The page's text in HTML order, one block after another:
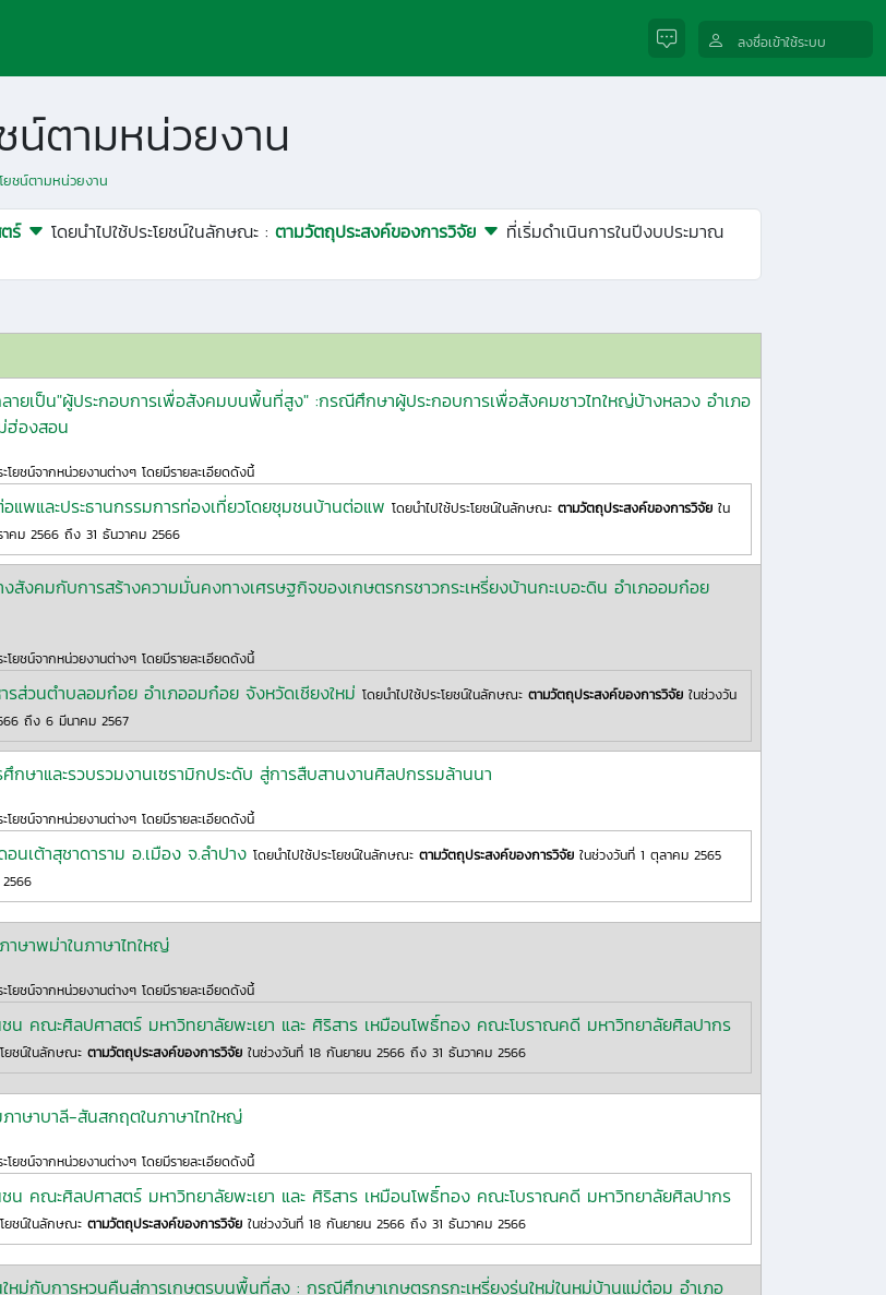
ลงชื่อเข้าใช้ระบบ
น์ตามหน่วยงาน
ยชน์ตามหน่วยงาน
ร์ โดยนำไปใช้ประโยชน์ในลักษณะ : ตามวัตถุประสงค์ของการวิจัย
ที่เริ่มดำเนินการในปีงบประมาณ
ายเป็น"ผู้ประกอบการเพื่อสังคมบนพื้นที่สูง" :กรณีศึกษาผู้ประกอบการเพื่อสังคมชาวไทใหญ่บ้างหลวง อำเภอ
ฮ่องสอน
โยชน์จากหน่วยงานต่างๆ โดยมีรายละเอียดดังนี้
แพและประธานกรรมการท่องเที่ยวโดยชุมชนบ้านต่อแพ โดยนำไปใช้ประโยชน์ในลักษณะ ตามวัตถุประสงค์ของการวิจัยใน
คม 2566 ถึง 31 ธันวาคม 2566
สังคมกับการสร้างความมั่นคงทางเศรษฐกิจของเกษตรกรชาวกระเหรี่ยงบ้านกะเบอะดิน อำเภออมก๋อย
โยชน์จากหน่วยงานต่างๆ โดยมีรายละเอียดดังนี้
รส่วนตำบลอมก๋อย อำเภออมก๋อย จังหวัดเชียงใหม่ โดยนำไปใช้ประโยชน์ในลักษณะ ตามวัตถุประสงค์ของการวิจัยในช่วงวัน
ถึง 6 มีนาคม 2567
กษาและรวบรวมงานเซรามิกประดับ สู่การสืบสานงานศิลปกรรมล้านนา
โยชน์จากหน่วยงานต่างๆ โดยมีรายละเอียดดังนี้
นเต้าสุชาดาราม อ.เมือง จ.ลำปาง โดยนำไปใช้ประโยชน์ในลักษณะ ตามวัตถุประสงค์ของการวิจัยในช่วงวันที่ 1 ตุลาคม 2565
าษาพม่าในภาษาไทใหญ่
โยชน์จากหน่วยงานต่างๆ โดยมีรายละเอียดดังนี้
คณะศิลปศาสตร์ มหาวิทยาลัยพะเยา และ ศิริสาร เหมือนโพธิ์ทอง คณะโบราณคดี มหาวิทยาลัยศิลปากร
โยชน์ในลักษณะ ตามวัตถุประสงค์ของการวิจัยในช่วงวันที่ 18 กันยายน 2566 ถึง 31 ธันวาคม 2566
าษาบาลี-สันสกฤตในภาษาไทใหญ่
โยชน์จากหน่วยงานต่างๆ โดยมีรายละเอียดดังนี้
คณะศิลปศาสตร์ มหาวิทยาลัยพะเยา และ ศิริสาร เหมือนโพธิ์ทอง คณะโบราณคดี มหาวิทยาลัยศิลปากร
โยชน์ในลักษณะ ตามวัตถุประสงค์ของการวิจัยในช่วงวันที่ 18 กันยายน 2566 ถึง 31 ธันวาคม 2566
หม่กับการหวนคืนสู่การเกษตรบนพื้นที่สูง : กรณีศึกษาเกษตรกรกะเหรี่ยงรุ่นใหม่ในหมู่บ้านแม่ต๋อม อำเภอ